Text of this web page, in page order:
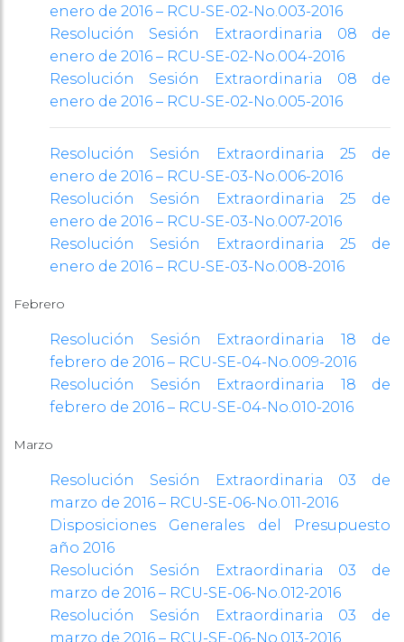
enero de 2016 – RCU-SE-02-No.003-2016
Resolución Sesión Extraordinaria 08 de
enero de 2016 – RCU-SE-02-No.004-2016
Resolución Sesión Extraordinaria 08 de
enero de 2016 – RCU-SE-02-No.005-2016
Resolución Sesión Extraordinaria 25 de
enero de 2016 – RCU-SE-03-No.006-2016
Resolución Sesión Extraordinaria 25 de
enero de 2016 – RCU-SE-03-No.007-2016
Resolución Sesión Extraordinaria 25 de
enero de 2016 – RCU-SE-03-No.008-2016
Febrero
Resolución Sesión Extraordinaria 18 de
febrero de 2016 – RCU-SE-04-No.009-2016
Resolución Sesión Extraordinaria 18 de
febrero de 2016 – RCU-SE-04-No.010-2016
Marzo
Resolución Sesión Extraordinaria 03 de
marzo de 2016 – RCU-SE-06-No.011-2016
Disposiciones Generales del Presupuesto
año 2016
Resolución Sesión Extraordinaria 03 de
marzo de 2016 – RCU-SE-06-No.012-2016
Resolución Sesión Extraordinaria 03 de
marzo de 2016 – RCU-SE-06-No.013-2016